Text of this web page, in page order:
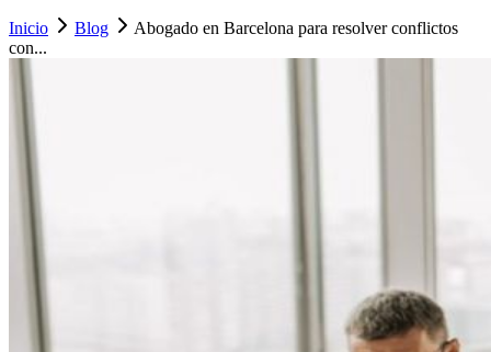
Inicio Blog
Abogado en Barcelona para resolver conflictos
con...